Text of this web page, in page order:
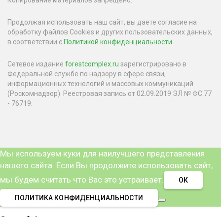
Продолжая использовать наш сайт, вы даете согласие на
обработку файлов Cookies и других пользовательских данных,
в соответствии с Политикой конфиденциальности
Сетевое издание forestcomplex.ru зарегистрировано в
Федеральной службе по надзору в сфере связи,
информационных технологий и массовых коммуникаций
(Роскомнадзор). Реестровая запись от 02.09.2019 ЭЛ № ФС 77
- 76719.
Мы используем куки для наилучшего представления
нашего сайта. Если Вы продолжите использовать сайт,
мы будем считать что Вас это устраивает.
ОК
ПОЛИТИКА КОНФИДЕНЦИАЛЬНОСТИ